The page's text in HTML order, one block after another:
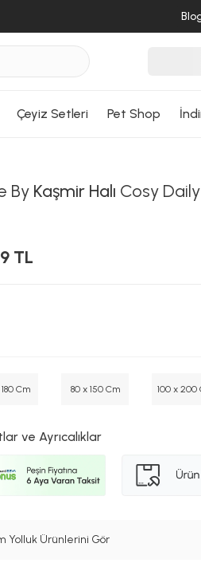
Çeyiz Setleri Pet Shop
By Kaşmir Halı Cosy
TL
Cm 80 x 150 Cm 100 x 200
ve Ayrıcalıklar
Yolluk Ürünlerini Gör